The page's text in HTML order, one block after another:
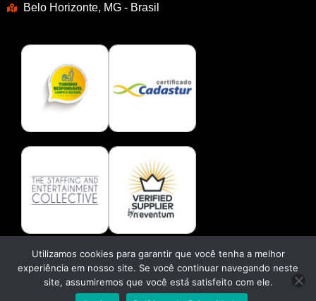
Fale conosco no WhatsApp
Belo Horizonte, MG - Brasil
Utilizamos cookies para garantir que você tenha a melhor
experiência em nosso site. Se você continuar navegando neste
site, assumiremos que você está satisfeito com ele.